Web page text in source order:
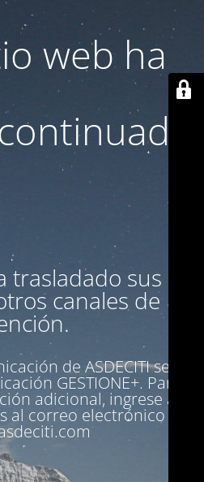
web ha
trasladado sus
canales de
de ASDECITI se ha
GESTIONE+. Para
adicional, ingrese a la
al correo electrónico